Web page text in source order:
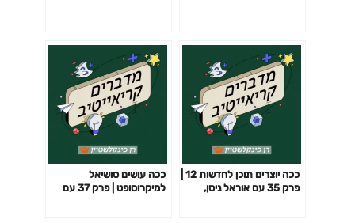
פרק 35 עם אוראל ניסן,
ככה עושים סושיאל
למיקרוסופט | פרק 37 עם